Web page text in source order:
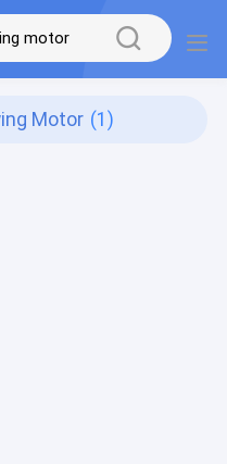
Motor (1)